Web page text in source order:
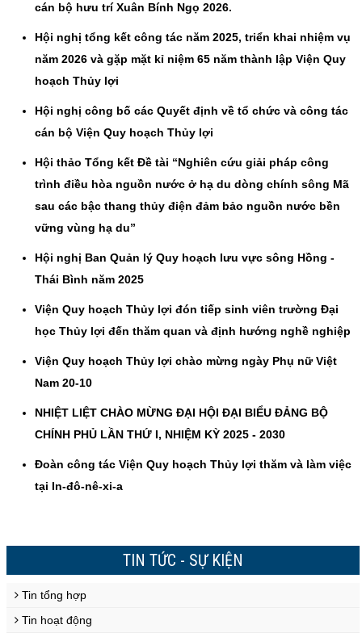
cán bộ hưu trí Xuân Bính Ngọ 2026.
Hội nghị tổng kết công tác năm 2025, triển khai nhiệm vụ
năm 2026 và gặp mặt kỉ niệm 65 năm thành lập Viện Quy
hoạch Thủy lợi
Hội nghị công bố các Quyết định về tổ chức và công tác
cán bộ Viện Quy hoạch Thủy lợi
Hội thảo Tổng kết Đề tài “Nghiên cứu giải pháp công
trình điều hòa nguồn nước ở hạ du dòng chính sông Mã
sau các bậc thang thủy điện đảm bảo nguồn nước bền
vững vùng hạ du”
Hội nghị Ban Quản lý Quy hoạch lưu vực sông Hồng -
Thái Bình năm 2025
Viện Quy hoạch Thủy lợi đón tiếp sinh viên trường Đại
học Thủy lợi đến thăm quan và định hướng nghề nghiệp
Viện Quy hoạch Thủy lợi chào mừng ngày Phụ nữ Việt
Nam 20-10
NHIỆT LIỆT CHÀO MỪNG ĐẠI HỘI ĐẠI BIỂU ĐẢNG BỘ
CHÍNH PHỦ LẦN THỨ I, NHIỆM KỲ 2025 - 2030
Đoàn công tác Viện Quy hoạch Thủy lợi thăm và làm việc
tại In-đô-nê-xi-a
TIN TỨC - SỰ KIỆN
Tin tổng hợp
Tin hoạt động